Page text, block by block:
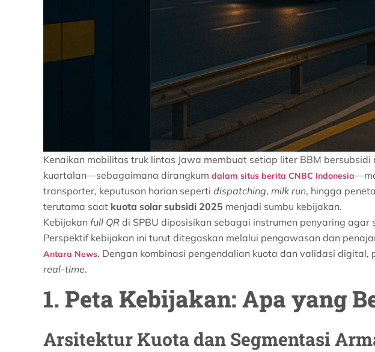
Kenaikan mobilitas truk lintas Jawa membuat setiap liter BBM
kuartalan—sebagaimana dirangkum dalam situs berita CNBC Indonesia
transporter, keputusan harian seperti dispatching, milk run, hingga
terutama saat kuota solar subsidi 2025 menjadi sumbu kebijakan.
Kebijakan full QR di SPBU diposisikan sebagai instrumen penyaring
Perspektif kebijakan ini turut ditegaskan melalui pengawasan dan
Antara News. Dengan kombinasi pengendalian kuota dan validasi
real-time.
1. Peta Kebijakan: Apa yang
Arsitektur Kuota dan Segmentasi